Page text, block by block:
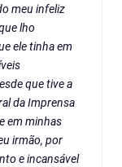
meu infeliz
lho
ele tinha em
que tive a
da Imprensa
em minhas
irmão, por
e incansável